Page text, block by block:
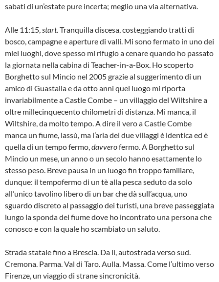
sabati di un’estate pure incerta; meglio una via alternativa.
Alle 11:15,start. Tranquilla discesa, costeggiando tratti di
bosco, campagne e aperture di valli. Mi sono fermato in uno dei
miei luoghi, dove spesso mi rifugio a cenare quando ho passato
la giornata nella cabina di Teacher-in-a-Box. Ho scoperto
Borghetto sul Mincio nel 2005 grazie al suggerimento di un
amico di Guastalla e da otto anni quel luogo mi riporta
invariabilmente a Castle Combe – un villaggio del Wiltshire a
oltre millecinquecento chilometri di distanza. Mi manca, il
Wiltshire, da molto tempo. A dire il vero a Castle Combe
manca un fiume, lassù, ma l’aria dei due villaggi è identica ed è
quella di un tempo fermo,davverofermo. A Borghetto sul
Mincio un mese, un anno o un secolo hanno esattamente lo
stesso peso. Breve pausa in un luogo fin troppo familiare,
dunque: il tempofermo di un tè alla pesca seduto da solo
all’unico tavolino libero di un bar che dà sull’acqua, uno
sguardo discreto al passaggio dei turisti, una breve passeggiata
lungo la sponda del fiume dove ho incontrato una persona che
conosco e con la quale ho scambiato un saluto.
Strada statale fino a Brescia. Da lì, autostrada verso sud.
Cremona. Parma. Val di Taro. Aulla. Massa. Come l’ultimo verso
Firenze, un viaggio di strane sincronicità.